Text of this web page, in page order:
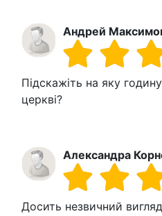
Андрей
Підскажіть на яку
церкві?
Александра
Досить незвичний